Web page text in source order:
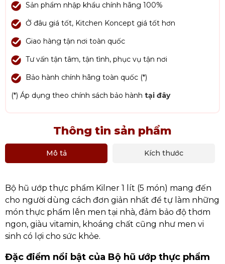
Sản phẩm nhập khẩu chính hãng 100%
Ở đâu giá tốt, Kitchen Koncept giá tốt hơn
Giao hàng tận nơi toàn quốc
Tư vấn tận tâm, tận tình, phục vụ tận nơi
Bảo hành chính hãng toàn quốc (*)
(*) Áp dụng theo chính sách bảo hành tại đây
Thông tin sản phẩm
Mô tả Kích thước
Bộ hũ ướp thực phẩm Kilner 1 lít (5 món) mang đến
cho người dùng cách đơn giản nhất để tự làm những
món thực phẩm lên men tại nhà, đảm bảo độ thơm
ngon, giàu vitamin, khoáng chất cũng như men vi
sinh có lợi cho sức khỏe.
Đặc điểm nổi bật của Bộ hũ ướp thực phẩm